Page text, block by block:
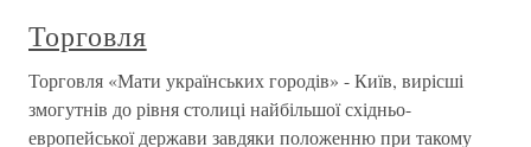
Торговля
Торговля «Мати українських городів» - Київ, вирісші
змогутнів до рівня столиці найбільшої східньо-
европейської держави завдяки положенню при такому